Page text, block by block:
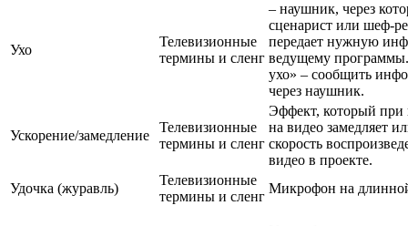
Ухо
Телевизионные
термины и сленг
– наушник, через
сценарист или шеф-
передает нужную
ведущему
ухо» – сообщить
через наушник.
Ускорение/замедление
Телевизионные
термины и сленг
Эффект, который при
на видео замедляет
скорость
видео в проекте.
Удочка (журавль)
Телевизионные
термины и сленг
Микрофон на